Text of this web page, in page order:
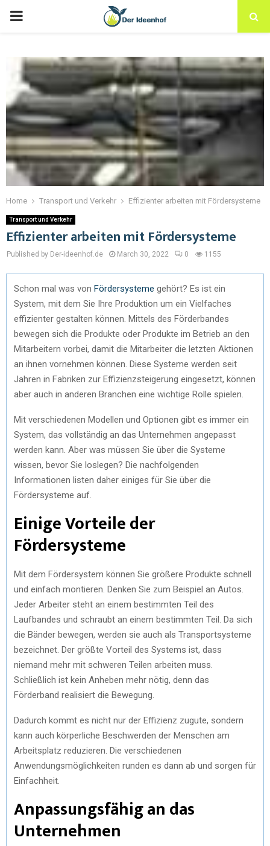
Home Transport und Verkehr Effizienter arbeiten mit Fördersysteme
Transport und Verkehr
Effizienter arbeiten mit Fördersysteme
Published by Der-ideenhof.de March 30, 2022 0 1155
Schon mal was von Fördersysteme gehört? Es ist ein
System, mit dem Sie Ihre Produktion um ein Vielfaches
effizienter gestalten können. Mittels des Förderbandes
bewegen sich die Produkte oder Produkte im Betrieb an den
Mitarbeitern vorbei, damit die Mitarbeiter die letzten Aktionen
an ihnen vornehmen können. Diese Systeme werden seit
Jahren in Fabriken zur Effizienzsteigerung eingesetzt, können
aber auch in anderen Branchen eine wichtige Rolle spielen.
Mit verschiedenen Modellen und Optionen gibt es immer ein
System, das vollständig an das Unternehmen angepasst
werden kann. Aber was müssen Sie über die Systeme
wissen, bevor Sie loslegen? Die nachfolgenden
Informationen listen daher einiges für Sie über die
Fördersysteme auf.
Einige Vorteile der
Fördersysteme
Mit dem Fördersystem können Sie größere Produkte schnell
und einfach montieren. Denken Sie zum Beispiel an Autos.
Jeder Arbeiter steht an einem bestimmten Teil des
Laufbandes und schraubt an einem bestimmten Teil. Da sich
die Bänder bewegen, werden sie auch als Transportsysteme
bezeichnet. Der größte Vorteil des Systems ist, dass
niemand mehr mit schweren Teilen arbeiten muss.
Schließlich ist kein Anheben mehr nötig, denn das
Förderband realisiert die Bewegung.
Dadurch kommt es nicht nur der Effizienz zugute, sondern
kann auch körperliche Beschwerden der Menschen am
Arbeitsplatz reduzieren. Die verschiedenen
Anwendungsmöglichkeiten runden es dann ab und sorgen für
Einfachheit.
Anpassungsfähig an das
Unternehmen